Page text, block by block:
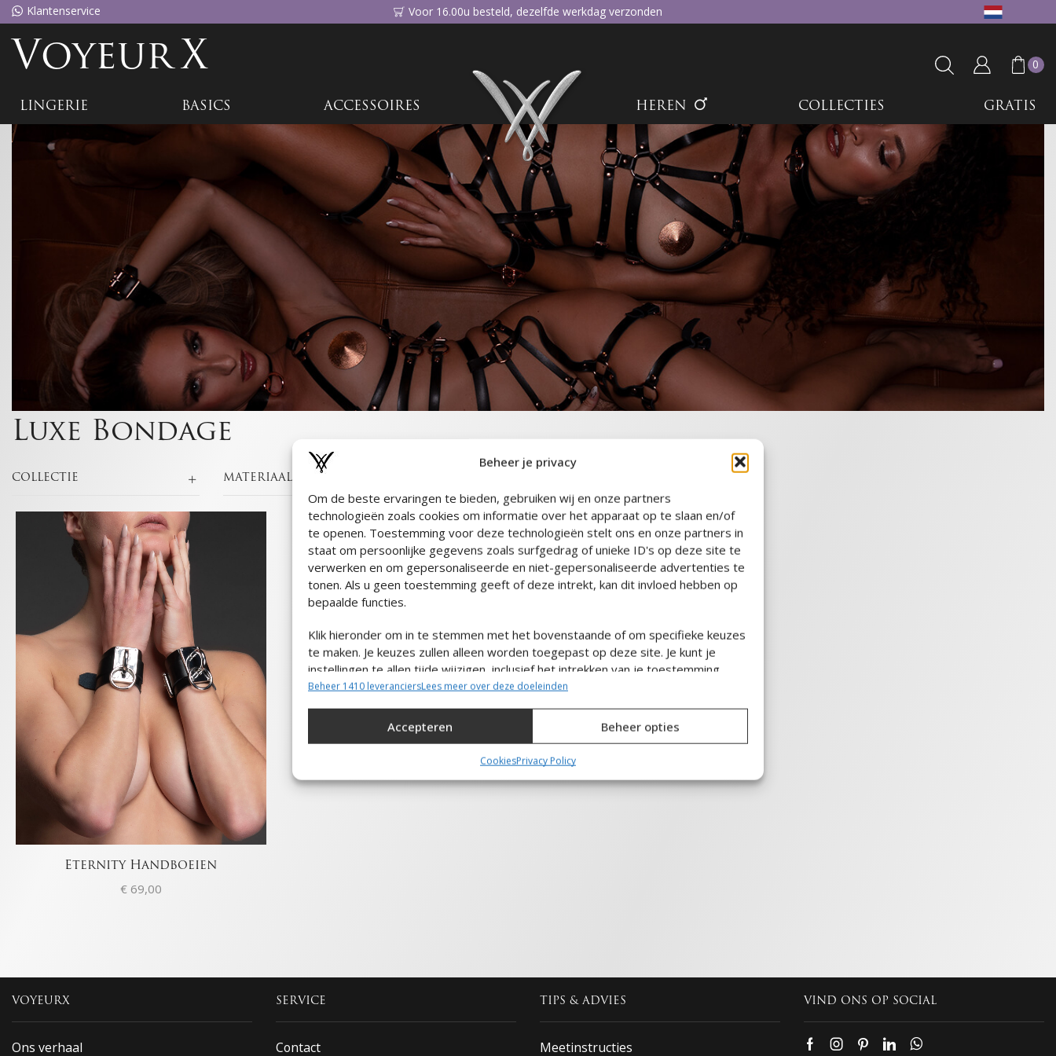
Beheer je privacy
Om de beste ervaringen te bieden, gebruiken wij en onze partners
technologieën zoals cookies om informatie over het apparaat op te slaan en/of
te openen. Toestemming voor deze technologieën stelt ons en onze partners in
staat om persoonlijke gegevens zoals surfgedrag of unieke ID's op deze site te
verwerken en om gepersonaliseerde en niet-gepersonaliseerde advertenties te
tonen. Als u geen toestemming geeft of deze intrekt, kan dit invloed hebben op
bepaalde functies.
Klik hieronder om in te stemmen met het bovenstaande of om specifieke keuzes
te maken. Je keuzes zullen alleen worden toegepast op deze site. Je kunt je
instellingen te allen tijde wijzigen, inclusief het intrekken van je toestemming,
door gebruik te maken van de knoppen op het Cookiebeleid of door te klikken op
Statistieken
Informatie op een apparaat opslaan en/of openen, De prestaties van advertenties meten,
Contentprestaties meten, Publieksgroepen begrijpen aan de hand van statistieken of
Verschillende apparaten linken, Apparaten identificeren op basis van automatisch
Beheer 1410 leveranciersLees meer over deze doeleinden
Accepteren Beheer opties
CookiesPrivacy Policy
Klantenservice Voor 16.00u besteld, dezelfde werkdag verzonden
VoyeurX 0
LINGERIE BASICS ACCESSOIRES HEREN COLLECTIES GRATIS
Luxe Bondage
COLLECTIE MATERIAAL
Eternity Handboeien
€69,00
VOYEURX
Ons verhaal
SERVICE
Contact
TIPS & ADVIES
Meetinstructies
VIND ONS OP SOCIAL